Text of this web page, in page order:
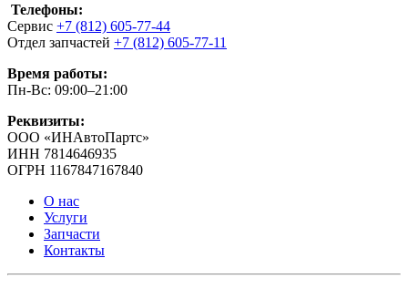
Телефоны:
Сервис +7 (812) 605-77-44
Отдел запчастей +7 (812) 605-77-11
Время работы:
Пн-Вс: 09:00–21:00
Реквизиты:
ООО «ИНАвтоПартс»
ИНН 7814646935
ОГРН 1167847167840
О нас
Услуги
Запчасти
Контакты